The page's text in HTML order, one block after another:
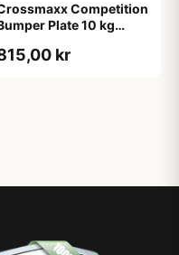
Competition
Plate 10 kg
kr